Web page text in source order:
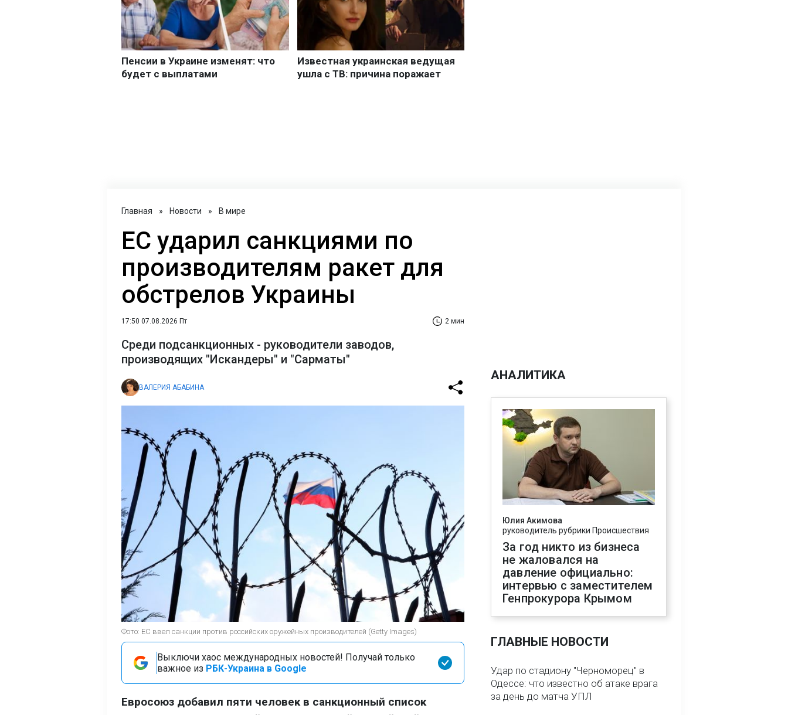
Главная » Новости » В мире
ЕС ударил санкциями по
производителям ракет для
обстрелов Украины
17:50 07.08.2026 Пт 2 мин
Среди подсанкционных - руководители заводов,
производящих "Искандеры" и "Сарматы"
ВАЛЕРИЯ АБАБИНА
Фото: ЕС ввел санкции против российских оружейных производителей (Getty Images)
Выключи хаос международных новостей! Получай только
важное из РБК-Украина в Google
Евросоюз добавил пяти человек в санкционный список
АНАЛИТИКА
Юлия Акимова
руководитель рубрики Происшествия
За год никто из бизнеса
не жаловался на
давление официально:
интервью с заместителем
Генпрокурора Крымом
ГЛАВНЫЕ НОВОСТИ
Удар по стадиону "Черноморец" в
Одессе: что известно об атаке врага
за день до матча УПЛ